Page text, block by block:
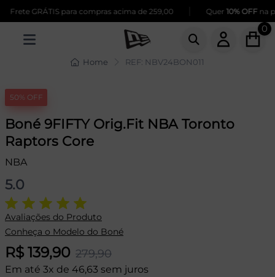
Frete GRÁTIS para compras acima de 259,00 Quer10% OFFna
0
Home REF: NBV24BON011
50% OFF
Boné 9FIFTY Orig.Fit NBA Toronto
Raptors Core
NBA
5.0
Avaliações do Produto
Conheça o Modelo do Boné
R$ 139,90 279,90
Em até 3x de 46,63 sem juros